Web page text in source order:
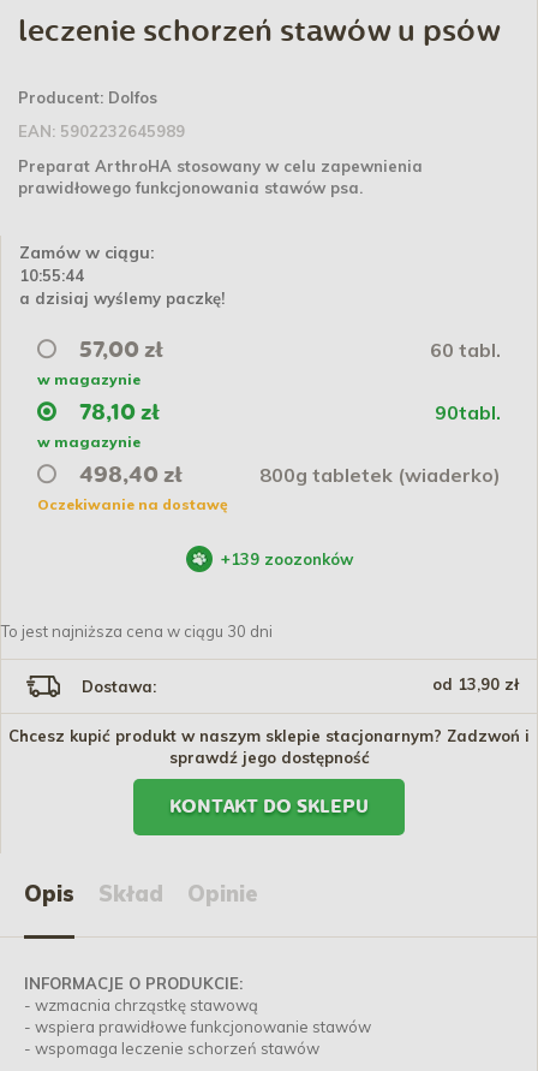
leczenie schorzeń stawów u psów
Producent: Dolfos
EAN: 5902232645989
Preparat ArthroHA stosowany w celu zapewnienia
prawidłowego funkcjonowania stawów psa.
Zamów w ciągu:
10:55:43
a dzisiaj wyślemy paczkę!
57,00 zł 60 tabl.
w magazynie
78,10 zł 90tabl.
w magazynie
498,40 zł 800g tabletek (wiaderko)
Oczekiwanie na dostawę
+139 zoozonków
To jest najniższa cena w ciągu 30 dni
Dostawa: od 13,90 zł
Chcesz kupić produkt w naszym sklepie stacjonarnym? Zadzwoń i
sprawdź jego dostępność
KONTAKT DO SKLEPU
Opis Skład Opinie
INFORMACJE O PRODUKCIE:
- wzmacnia chrząstkę stawową
- wspiera prawidłowe funkcjonowanie stawów
- wspomaga leczenie schorzeń stawów